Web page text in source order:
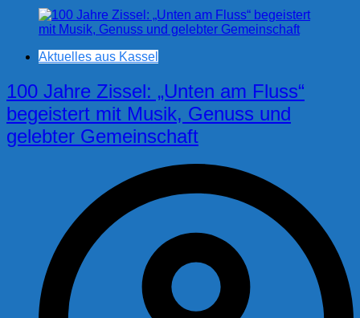
Aktuelles aus Kassel
100 Jahre Zissel: „Unten am Fluss“
begeistert mit Musik, Genuss und
gelebter Gemeinschaft